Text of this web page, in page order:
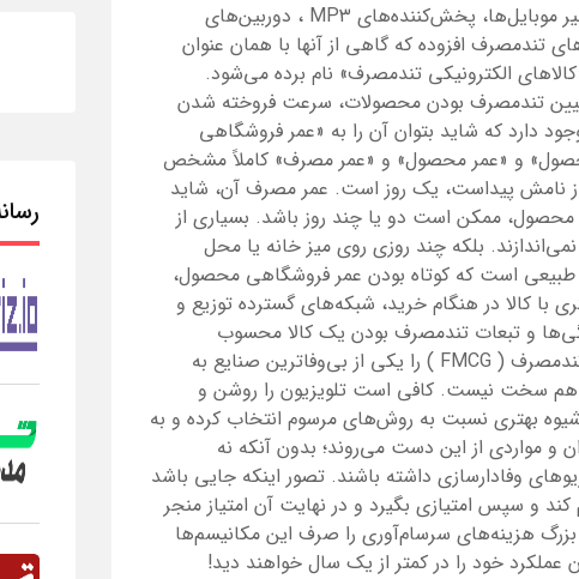
موبایل‌ها، پخش‌‌کننده‌های MP۳ ، دوربین‌های
تندمصرف افزوده که گاهی از آنها با همان عنوان
الکترونیکی تندمصرف» نام برده می‌شود.
تندمصرف بودن محصولات، سرعت فروخته شدن
دارد که شاید بتوان آن را به «عمر فروشگاهی
و «عمر محصول» و «عمر مصرف» کاملاً مشخص
نامش پیداست، یک روز است. عمر مصرف آن، شاید
ممکن است دو یا چند روز باشد. بسیاری از
بلکه چند روزی روی میز خانه یا محل
طبیعی است که کوتاه بودن عمر فروشگاهی محصول،
با کالا در هنگام خرید، شبکه‌های گسترده توزیع و
و تبعات تندمصرف بودن یک کالا محسوب
(
FMCG ) را یکی از بی‌وفاترین صنایع به
هم سخت نیست. کافی است تلویزیون را روشن و
شیوه بهتری نسبت به روش‌های مرسوم انتخاب کرده و به
و مواردی از این دست می‌روند؛ بدون آنکه نه
وفادارسازی داشته باشند. تصور اینکه جایی باشد
کند و سپس امتیازی بگیرد و در نهایت آن امتیاز منجر
هزینه‌های سرسام‌آوری را صرف این مکانیسم‌ها
عملکرد خود را در کمتر از یک سال خواهند دید!